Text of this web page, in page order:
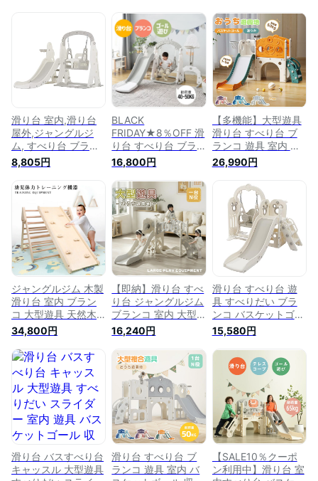
滑り台 室内,滑り台
屋外,ジャングルジ
ム, すべり台 ブラン
コ バスケットゴール
遊具 室内遊具 大型
遊具 すべりだい 屋
内 家庭用 子供 キッ
ズ 1歳~8歳 男の子
女の子 誕生日 プレ
ゼント ホワイト&グ
レー
8,805円
BLACK
FRIDAY★8％OFF 滑
り台 すべり台 ブラ
ンコ 遊具 室内 バス
ケットボール サッカ
ーゴール 組立簡単
室内遊具 大型遊具
すべりだい スウィン
グ キッズパーク バ
スケットゴール 屋内
家庭用 キッズ 18ヶ
月~8歳 男の子 女の
子 子供 誕生日 プレ
ゼント クリスマス
16,800円
【多機能】大型遊具
滑り台 すべり台 ブ
ランコ 遊具 室内 バ
スケットボール 収納
スペース付き 組立簡
単 室内遊具 大型遊
具 すべりだい スウ
ィング キッズパーク
バスケットゴール 屋
内 家庭用 キッズ 1歳
~5歳 誕生日 クリス
マス プレゼント
26,990円
ジャングルジム 木製
滑り台 室内 ブラン
コ 大型遊具 天然木
欅の木 室内ジム 遊
具 室内遊具 すべり
台 屋内 家庭用 子供
キッズ 2歳~8歳 男の
子 女の子 誕生日プ
レゼント おもちゃ
34,800円
【即納】滑り台 すべ
り台 ジャングルジム
ブランコ 室内 大型
遊具 バスケットボー
ル 輪投げ すべりだ
い テレスコープ 収
納スペース キッズパ
ーク 室内遊具 大型
遊具 ゴール遊び 屋
内室内 家庭用 キッ
ズ 1歳~8歳 子供 誕
生日 お祝い 安全認
証済 クリスマス
16,240円
滑り台 すべり台 遊
具 すべりだい ブラ
ンコ バスケットゴー
ル ボール遊び 室内
遊具 屋内 家庭用 子
供 キッズ 男の子 女
の子 誕生日 プレゼ
ント
15,580円
滑り台 バスすべり台
キャッスル 大型遊具
滑り台 すべり台 ブ
ランコ 遊具 室内 バ
【SALE10％クーポ
ン利用中】滑り台 室